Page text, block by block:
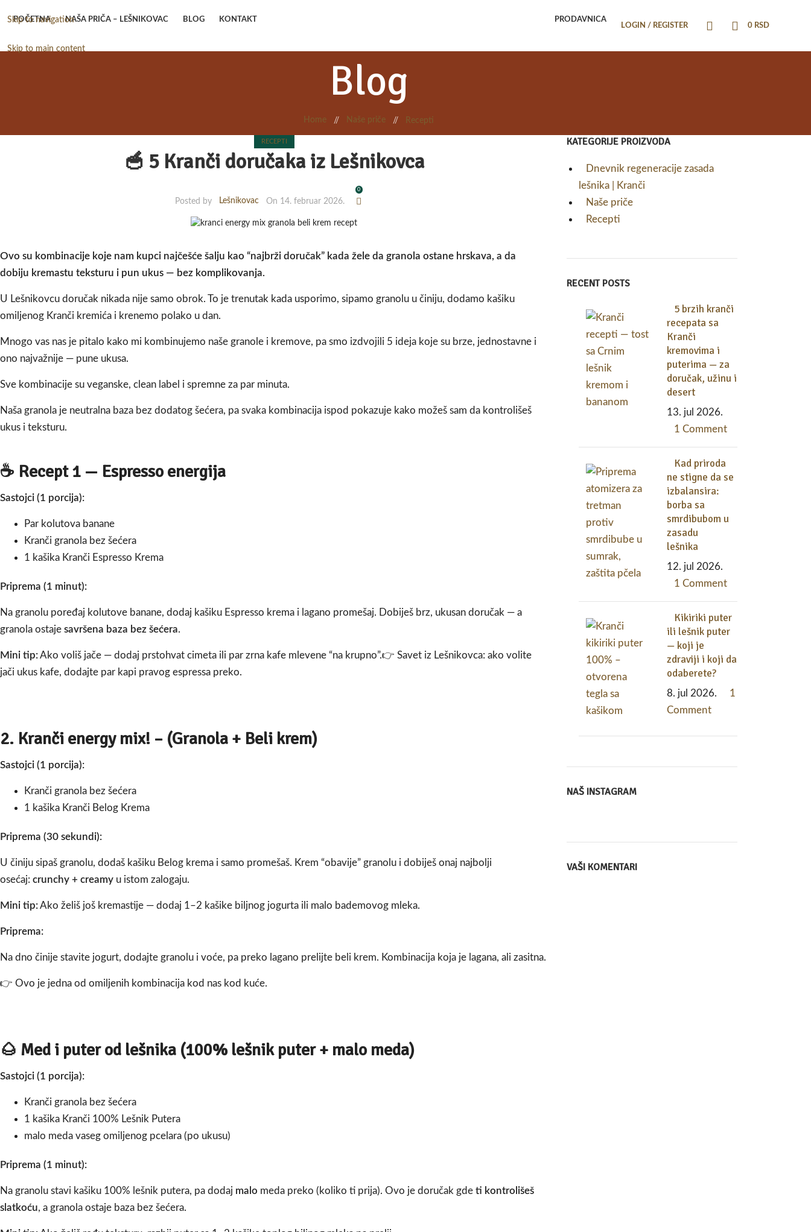
Skip to navigation
Skip to main content
POČETNA NAŠA PRIČA – LEŠNIKOVAC BLOG KONTAKT
PRODAVNICA
LOGIN / REGISTER
0 RSD
Blog
Home / Naše priče / Recepti
RECEPTI
🥣 5 Kranči doručaka iz Lešnikovca
Posted by Lešnikovac On 14. februar 2026.
0
Ovo su kombinacije koje nam kupci najčešće šalju kao “najbrži doručak” kada žele da granola ostane hrskava, a da
dobiju kremastu teksturu i pun ukus — bez komplikovanja.
U Lešnikovcu doručak nikada nije samo obrok. To je trenutak kada usporimo, sipamo granolu u činiju, dodamo kašiku
omiljenog Kranči kremića i krenemo polako u dan.
Mnogo vas nas je pitalo kako mi kombinujemo naše granole i kremove, pa smo izdvojili 5 ideja koje su brze, jednostavne i
ono najvažnije — pune ukusa.
Sve kombinacije su veganske, clean label i spremne za par minuta.
Naša granola je neutralna baza bez dodatog šećera, pa svaka kombinacija ispod pokazuje kako možeš sam da kontrolišeš
ukus i teksturu.
☕ Recept 1 — Espresso energija
Sastojci (1 porcija):
Par kolutova banane
Kranči granola bez šećera
1 kašika Kranči Espresso Krema
Priprema (1 minut):
Na granolu poređaj kolutove banane, dodaj kašiku Espresso krema i lagano promešaj. Dobiješ brz, ukusan doručak — a
granola ostaje savršena baza bez šećera.
Mini tip:Ako voliš jače — dodaj prstohvat cimeta ili par zrna kafe mlevene “na krupno”.👉 Savet iz Lešnikovca: ako volite
jači ukus kafe, dodajte par kapi pravog espressa preko.
2. Kranči energy mix! – (Granola + Beli krem)
Sastojci (1 porcija):
Kranči granola bez šećera
1 kašika Kranči Belog Krema
Priprema (30 sekundi):
U činiju sipaš granolu, dodaš kašiku Belog krema i samo promešaš. Krem “obavije” granolu i dobiješ onaj najbolji
osećaj: crunchy + creamy u istom zalogaju.
Mini tip:Ako želiš još kremastije — dodaj 1–2 kašike biljnog jogurta ili malo bademovog mleka.
Priprema:
Na dno činije stavite jogurt, dodajte granolu i voće, pa preko lagano prelijte beli krem. Kombinacija koja je lagana, ali zasitna.
👉 Ovo je jedna od omiljenih kombinacija kod nas kod kuće.
🌰 Med i puter od lešnika (100% lešnik puter + malo meda)
Sastojci (1 porcija):
Kranči granola bez šećera
1 kašika Kranči 100% Lešnik Putera
malo meda vaseg omiljenog pcelara (po ukusu)
Priprema (1 minut):
Na granolu stavi kašiku 100% lešnik putera, pa dodaj malo meda preko (koliko ti prija). Ovo je doručak gde ti kontrolišeš
slatkoću, a granola ostaje baza bez šećera.
KATEGORIJE PROIZVODA
Dnevnik regeneracije zasada
lešnika | Kranči
Naše priče
Recepti
RECENT POSTS
5 brzih kranči
recepata sa
Kranči
kremovima i
puterima — za
doručak, užinu i
desert
13. jul 2026.
1 Comment
Kad priroda
ne stigne da se
izbalansira:
borba sa
smrdibubom u
zasadu
lešnika
12. jul 2026.
1 Comment
Kikiriki puter
ili lešnik puter
— koji je
zdraviji i koji da
odaberete?
8. jul 2026.
1
Comment
NAŠ INSTAGRAM
VAŠI KOMENTARI